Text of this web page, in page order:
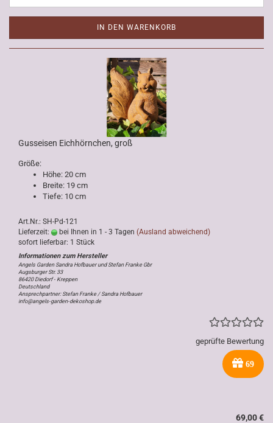
IN DEN WARENKORB
Gusseisen Eichhörnchen, groß
Größe:
Höhe: 20 cm
Breite: 19 cm
Tiefe: 10 cm
Art.Nr.: SH-Pd-121
Lieferzeit:
bei Ihnen in 1 - 3 Tagen (Ausland abweichend)
sofort lieferbar: 1 Stück
Angels Garden Sandra Hofbauer und Stefan Franke Gbr
Augsburger Str. 33
86420 Diedorf - Kreppen
Deutschland
Ansprechpartner: Stefan Franke / Sandra Hofbauer
info@angels-garden-dekoshop.de
geprüfte Bewertung
69
69,00 €